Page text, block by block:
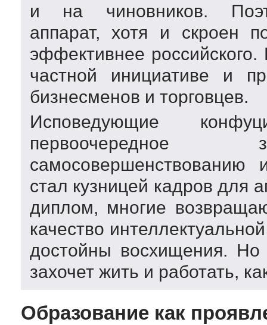
и на чиновников.
аппарат, хотя и скроен
эффективнее
частной инициативе и
бизнесменов и торговцев.
Исповедующие
первоочередное
стал кузницей кадров для
диплом, многие
качество
достойны восхищения.
захочет жить и работать,
Образование как